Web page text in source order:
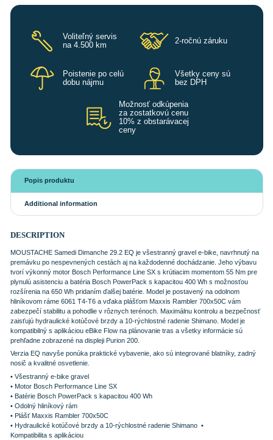
Voliteľný servis
na 4.500 km
2-ročnú záruku
Poistenie po celú
dobu nájmu
Všetky ceny sú
bez DPH
Možnosť odkúpenia
za zostatkovú cenu
10% z obstarávacej
ceny
Popis produktu
Additional information
DESCRIPTION
MOUSTACHE Samedi Dimanche 29.2 EQ je všestranný gravel e-bike, navrhnutý na
premávku po nespevnených cestách aj na každodenné dochádzanie. Jeho výbavu
tvorí výkonný motor Bosch Performance Line SX s krútiacim momentom 55 Nm pre
plynulú asistenciu a batéria Bosch PowerPack s kapacitou 400 Wh s možnosťou
rozšírenia na 650 Wh pridaním ďalšej batérie. Model je postavený na odolnom
hliníkovom ráme 6061 T4-T6 a vďaka plášťom Maxxis Rambler 700x50C vám
zabezpečí stabilitu a pohodlie v rôznych terénoch. Maximálnu kontrolu a bezpečnosť
zaisťujú hydraulické kotúčové brzdy a 10-rýchlostné radenie Shimano. Model je
kompatibilný s aplikáciou eBike Flow na plánovanie tras a všetky informácie sú
prehľadne zobrazené na displeji Purion 200.
Verzia EQ navyše ponúka praktické vybavenie, ako sú integrované blatníky, zadný
nosič a kvalitné osvetlenie.
• Všestranný e-bike gravel
• Motor Bosch Performance Line SX
• Batérie Bosch PowerPack s kapacitou 400 Wh
• Odolný hliníkový rám
• Plášť Maxxis Rambler 700x50C
• Hydraulické kotúčové brzdy a 10-rýchlostné radenie Shimano •
Kompatibilita s aplikáciou